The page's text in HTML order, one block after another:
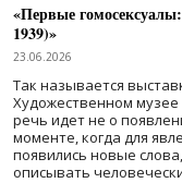
«Первые
1939)»
23.06.2026
Так называется
Художественном музее
речь идет не о
моменте, когда для
появились новые
описывать